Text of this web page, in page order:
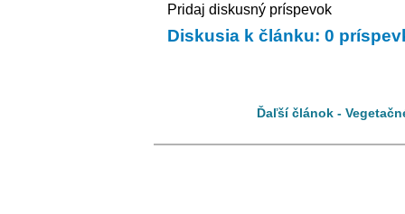
Pridaj diskusný príspevok
Diskusia k článku: 0
Ďaľší článok -